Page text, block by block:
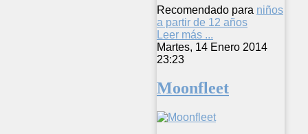
Recomendado para niños
a partir de 12 años
Leer más ...
Martes, 14 Enero 2014
23:23
Moonfleet